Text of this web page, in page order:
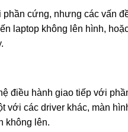
cứng, nhưng các vấn
laptop không lên hình,
điều hành giao tiếp với
với các driver khác, màn
không lên.